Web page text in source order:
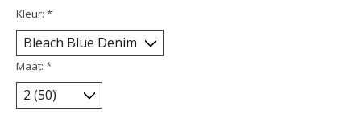
Kleur: *
Maat: *